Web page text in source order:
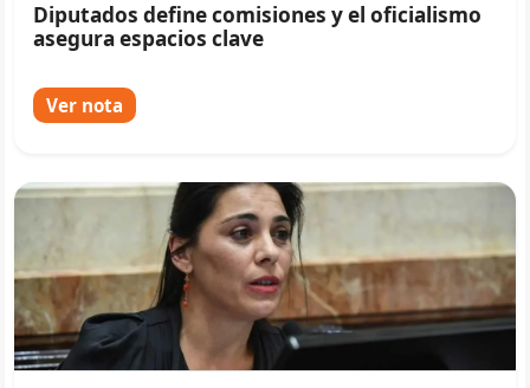
Diputados define comisiones y el oficialismo
asegura espacios clave
Ver nota